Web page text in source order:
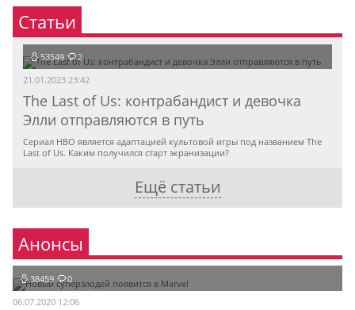
Статьи
53549 2
21.01.2023 23:42
The Last of Us: контрабандист и девочка
Элли отправляются в путь
Сериал HBO является адаптацией культовой игры под названием The
Last of Us. Каким получился старт экранизации?
Ещё статьи
Анонсы
38459 0
06.07.2020 12:06